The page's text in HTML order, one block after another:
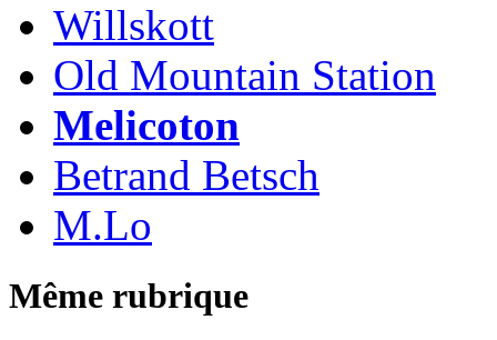
Willskott
Old Mountain Station
Melicoton
Betrand Betsch
M.Lo
Même rubrique